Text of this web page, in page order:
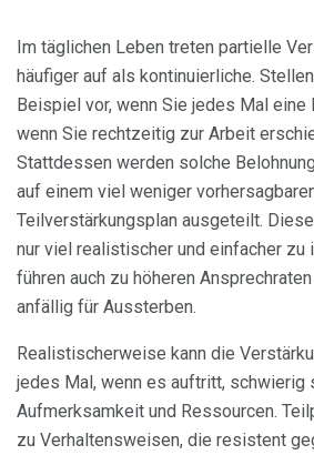
Im täglichen Leben treten partielle
häufiger auf als kontinuierliche.
Beispiel vor, wenn Sie jedes Mal eine
wenn Sie rechtzeitig zur Arbeit
Stattdessen werden solche
auf einem viel weniger
Teilverstärkungsplan ausgeteilt.
nur viel realistischer und einfacher zu
führen auch zu höheren
anfällig für Aussterben.
Realistischerweise kann die
jedes Mal, wenn es auftritt, schwierig
Aufmerksamkeit und Ressourcen.
zu Verhaltensweisen, die resistent